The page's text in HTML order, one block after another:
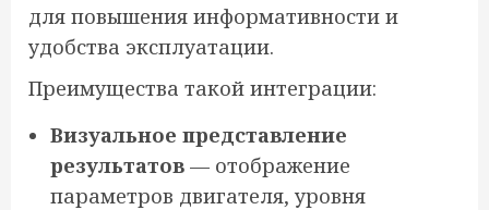
для повышения информативности и
удобства эксплуатации.
Преимущества такой интеграции:
Визуальное представление
результатов — отображение
параметров двигателя, уровня